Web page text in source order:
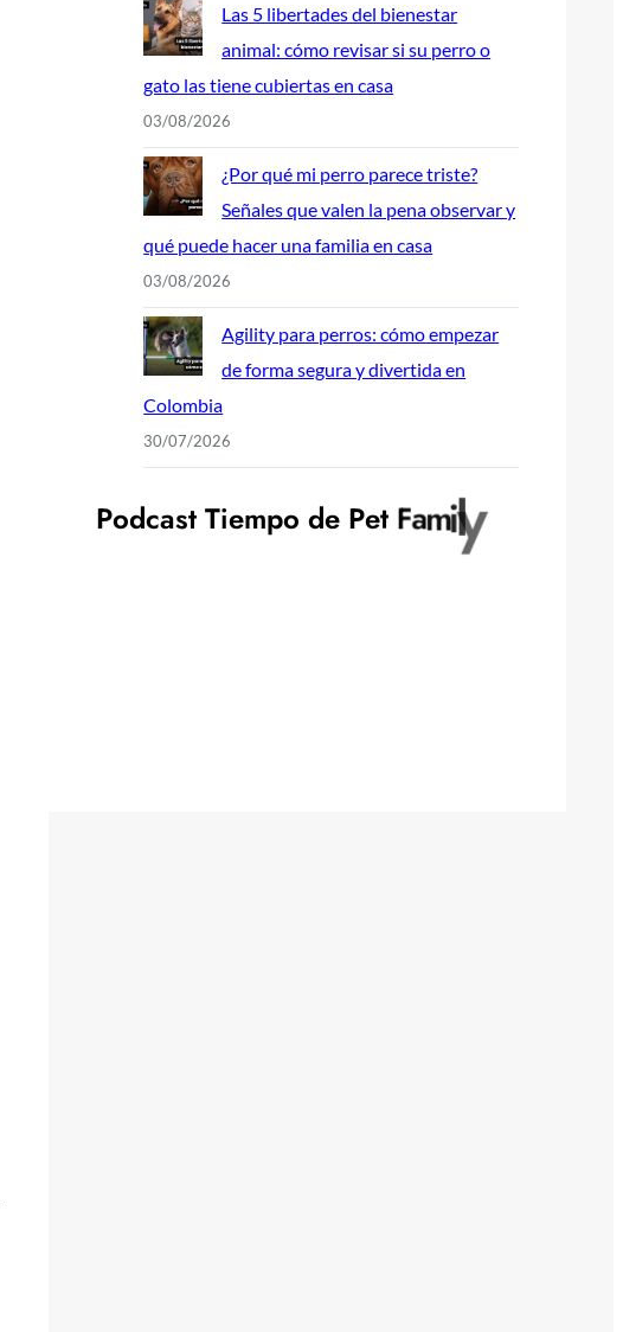
Las 5 libertades del bienestar
animal: cómo revisar si su perro o
gato las tiene cubiertas en casa
03/08/2026
¿Por qué mi perro parece triste?
Señales que valen la pena observar y
qué puede hacer una familia en casa
03/08/2026
Agility para perros: cómo empezar
de forma segura y divertida en
Colombia
30/07/2026
Podcast Tiempo de Pet Family